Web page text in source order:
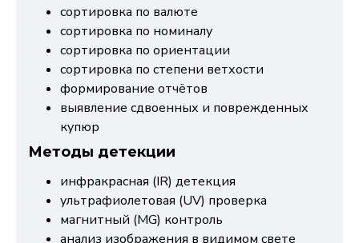
сортировка по валюте
сортировка по номиналу
сортировка по ориентации
сортировка по степени ветхости
формирование отчётов
выявление сдвоенных и поврежденных
купюр
Методы детекции
инфракрасная (IR) детекция
ультрафиолетовая (UV) проверка
магнитный (MG) контроль
анализ изображения в видимом свете